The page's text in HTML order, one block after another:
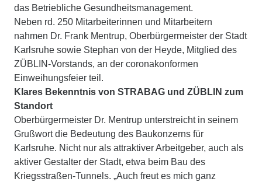
das Betriebliche Gesundheitsmanagement.
Neben rd. 250 Mitarbeiterinnen und Mitarbeitern
nahmen Dr. Frank Mentrup, Oberbürgermeister der Stadt
Karlsruhe sowie Stephan von der Heyde, Mitglied des
ZÜBLIN-Vorstands, an der coronakonformen
Einweihungsfeier teil.
Klares Bekenntnis von STRABAG und ZÜBLIN zum
Standort
Oberbürgermeister Dr. Mentrup unterstreicht in seinem
Grußwort die Bedeutung des Baukonzerns für
Karlsruhe. Nicht nur als attraktiver Arbeitgeber, auch als
aktiver Gestalter der Stadt, etwa beim Bau des
Kriegsstraßen-Tunnels. „Auch freut es mich ganz